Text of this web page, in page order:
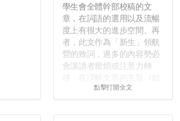
學生會全體幹部校稿的文
章，在詞語的選用以及流暢
度上有很大的進步空間。再
者，此文作為「新生」領航
營的致詞，過多的內容勢必
會讓讀者厭煩或注意力轉
果有的話）前就失去興趣。
點擊打開全文